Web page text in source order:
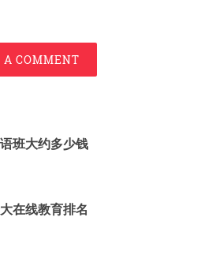
A COMMENT
班大约多少钱
在线教育排名